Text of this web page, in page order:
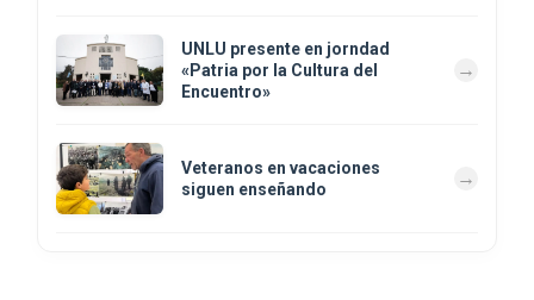
UNLU presente en jorndad
«Patria por la Cultura del
Encuentro»
Veteranos en vacaciones
siguen enseñando